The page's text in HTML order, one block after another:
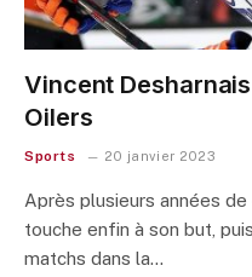
Vincent
Oilers
Sports 20 janvier 2023
Après plusieurs années de
touche enfin à son but,
matchs dans la…